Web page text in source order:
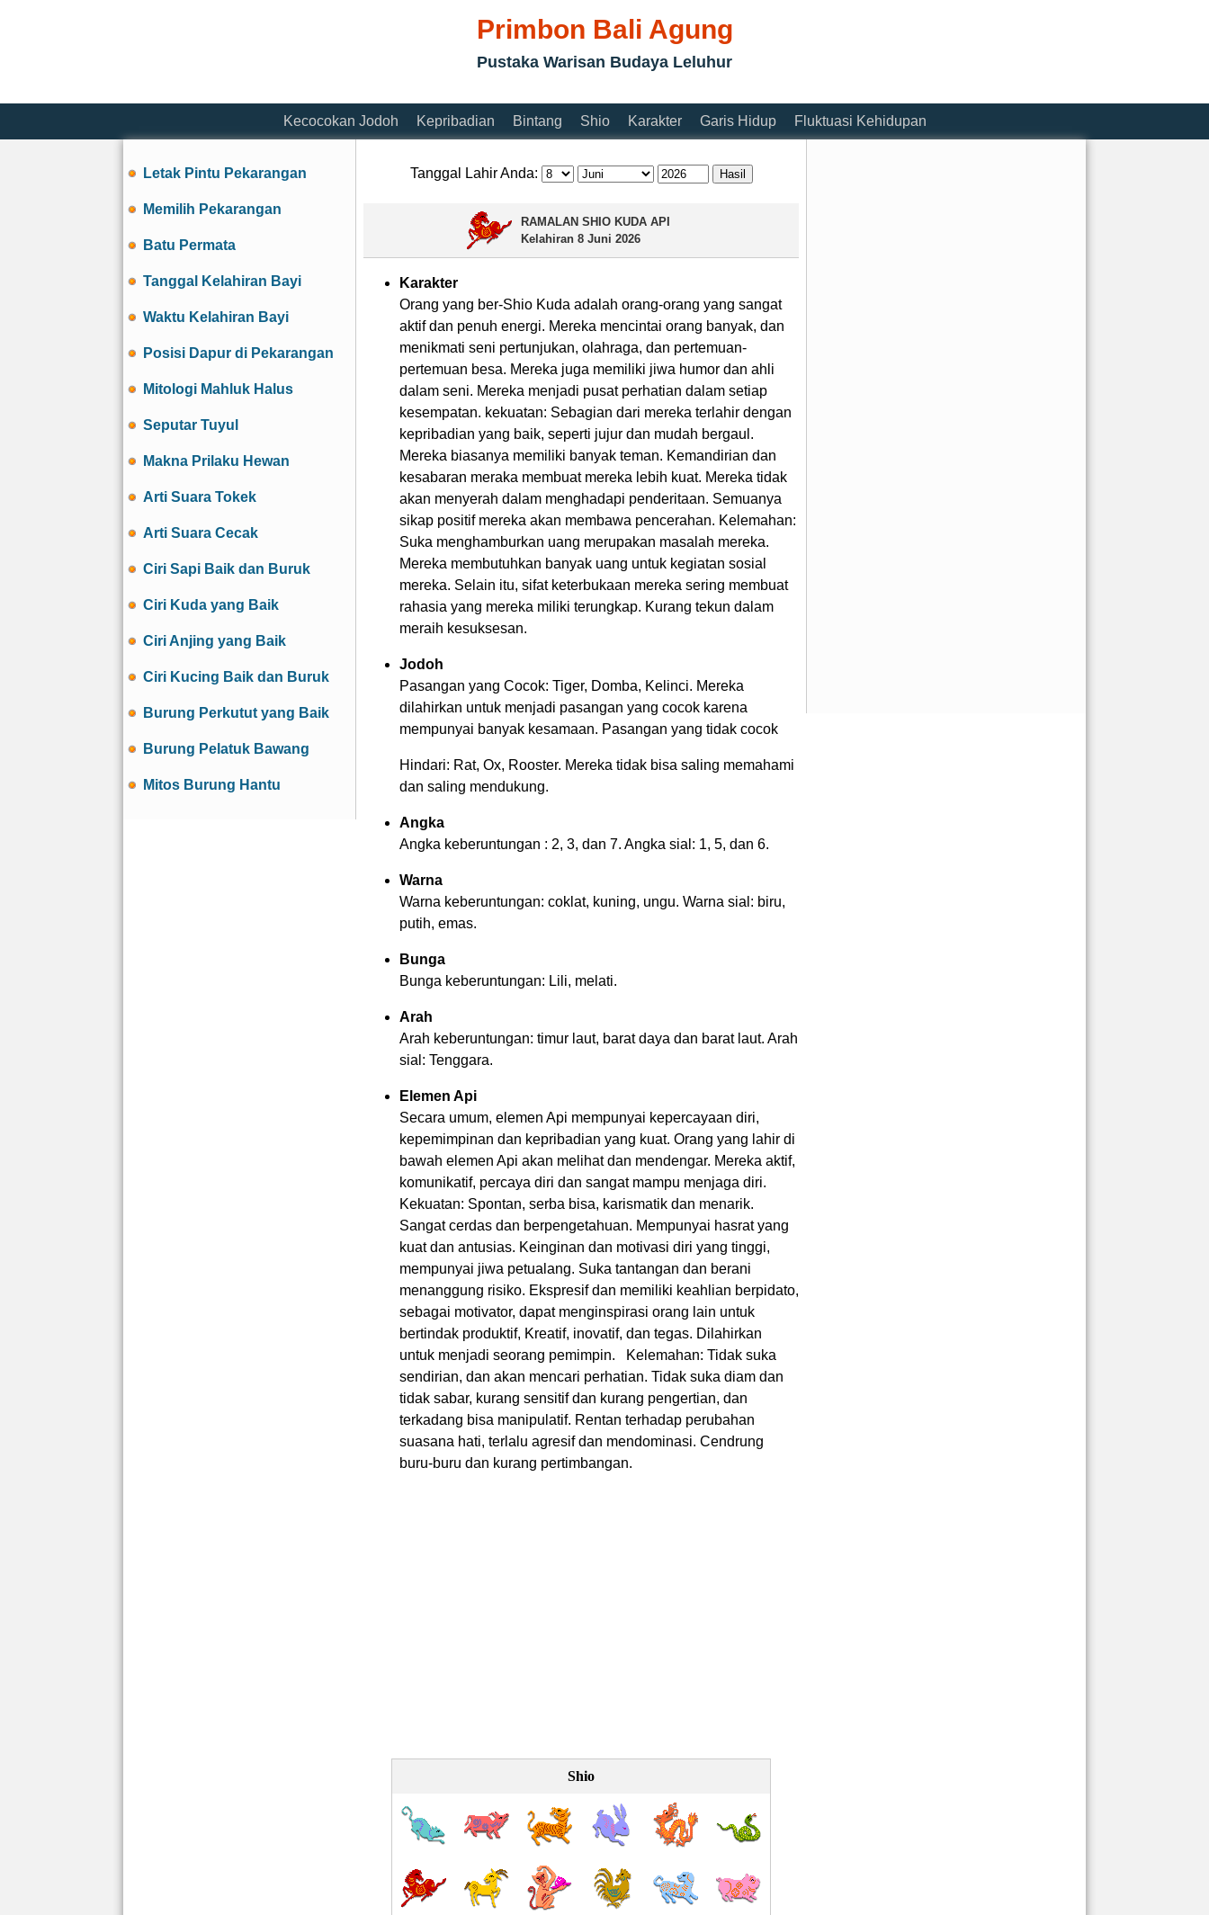
Primbon Bali Agung
Pustaka Warisan Budaya Leluhur
Kecocokan Jodoh Kepribadian Bintang Shio Karakter Garis Hidup Fluktuasi Kehidupan
Letak Pintu Pekarangan
Memilih Pekarangan
Batu Permata
Tanggal Kelahiran Bayi
Waktu Kelahiran Bayi
Posisi Dapur di Pekarangan
Mitologi Mahluk Halus
Seputar Tuyul
Makna Prilaku Hewan
Arti Suara Tokek
Arti Suara Cecak
Ciri Sapi Baik dan Buruk
Ciri Kuda yang Baik
Ciri Anjing yang Baik
Ciri Kucing Baik dan Buruk
Burung Perkutut yang Baik
Burung Pelatuk Bawang
Mitos Burung Hantu
Tanggal Lahir Anda:
RAMALAN SHIO KUDA API
Kelahiran 8 Juni 2026
Karakter
Orang yang ber-Shio Kuda adalah orang-orang yang sangat
aktif dan penuh energi. Mereka mencintai orang banyak, dan
menikmati seni pertunjukan, olahraga, dan pertemuan-
pertemuan besa. Mereka juga memiliki jiwa humor dan ahli
dalam seni. Mereka menjadi pusat perhatian dalam setiap
kesempatan. kekuatan: Sebagian dari mereka terlahir dengan
kepribadian yang baik, seperti jujur dan mudah bergaul.
Mereka biasanya memiliki banyak teman. Kemandirian dan
kesabaran meraka membuat mereka lebih kuat. Mereka tidak
akan menyerah dalam menghadapi penderitaan. Semuanya
sikap positif mereka akan membawa pencerahan. Kelemahan:
Suka menghamburkan uang merupakan masalah mereka.
Mereka membutuhkan banyak uang untuk kegiatan sosial
mereka. Selain itu, sifat keterbukaan mereka sering membuat
rahasia yang mereka miliki terungkap. Kurang tekun dalam
meraih kesuksesan.
Jodoh
Pasangan yang Cocok: Tiger, Domba, Kelinci. Mereka
dilahirkan untuk menjadi pasangan yang cocok karena
mempunyai banyak kesamaan. Pasangan yang tidak cocok
Hindari: Rat, Ox, Rooster. Mereka tidak bisa saling memahami
dan saling mendukung.
Angka
Angka keberuntungan : 2, 3, dan 7. Angka sial: 1, 5, dan 6.
Warna
Warna keberuntungan: coklat, kuning, ungu. Warna sial: biru,
putih, emas.
Bunga
Bunga keberuntungan: Lili, melati.
Arah
Arah keberuntungan: timur laut, barat daya dan barat laut. Arah
sial: Tenggara.
Elemen Api
Secara umum, elemen Api mempunyai kepercayaan diri,
kepemimpinan dan kepribadian yang kuat. Orang yang lahir di
bawah elemen Api akan melihat dan mendengar. Mereka aktif,
komunikatif, percaya diri dan sangat mampu menjaga diri.
Kekuatan: Spontan, serba bisa, karismatik dan menarik.
Sangat cerdas dan berpengetahuan. Mempunyai hasrat yang
kuat dan antusias. Keinginan dan motivasi diri yang tinggi,
mempunyai jiwa petualang. Suka tantangan dan berani
menanggung risiko. Ekspresif dan memiliki keahlian berpidato,
sebagai motivator, dapat menginspirasi orang lain untuk
bertindak produktif, Kreatif, inovatif, dan tegas. Dilahirkan
untuk menjadi seorang pemimpin. Kelemahan: Tidak suka
sendirian, dan akan mencari perhatian. Tidak suka diam dan
tidak sabar, kurang sensitif dan kurang pengertian, dan
terkadang bisa manipulatif. Rentan terhadap perubahan
suasana hati, terlalu agresif dan mendominasi. Cendrung
buru-buru dan kurang pertimbangan.
Shio